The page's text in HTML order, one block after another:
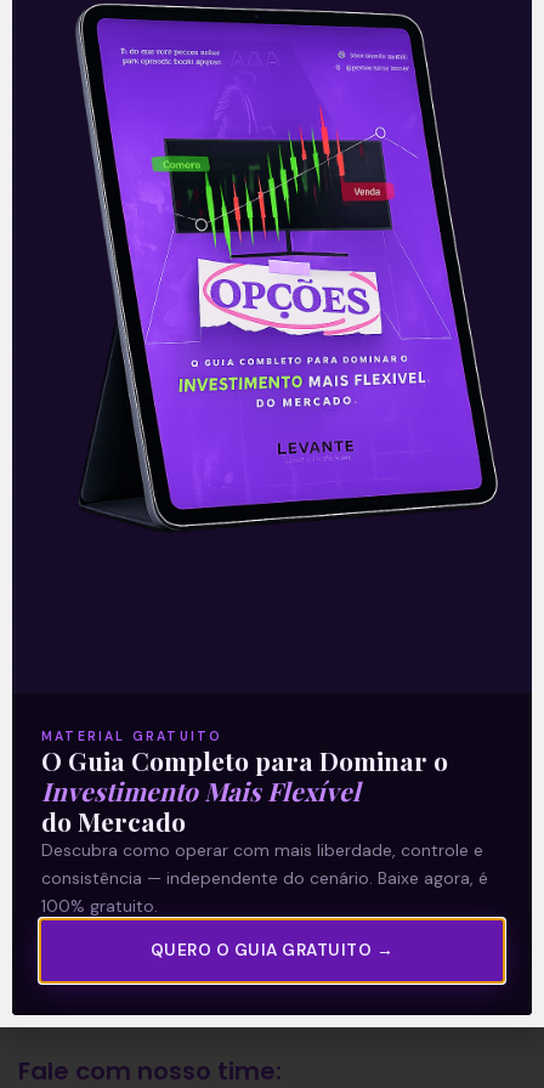
A prisão de Fabrício Queiroz
O ex-assessor do senador Flávio
Bolsonaro (Republicanos-RJ), Fabrício
Queiroz, foi preso na manhã desta
quinta-feira (18) em Atibaia, no interior
de São Paulo. Queiroz morava
Leia mais
18/06/2020
Política de Privacidade
Explore
Artigos
E Eu Com Isso?
Vídeos no Youtube
Manuais de Investimento
Fale com nosso time:
MATERIAL GRATUITO
O Guia Completo para Dominar o
Investimento Mais Flexível
do Mercado
Descubra como operar com mais liberdade, controle e
consistência — independente do cenário. Baixe agora, é
100% gratuito.
QUERO O GUIA GRATUITO →